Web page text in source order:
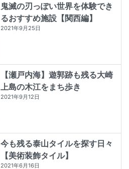
鬼滅の刃っぽい世界を体験でき
るおすすめ施設【関西編】
2021年9月25日
【瀬戸内海】遊郭跡も残る大崎
上島の木江をまち歩き
2021年9月12日
今も残る泰山タイルを探す日々
【美術装飾タイル】
2021年6月16日